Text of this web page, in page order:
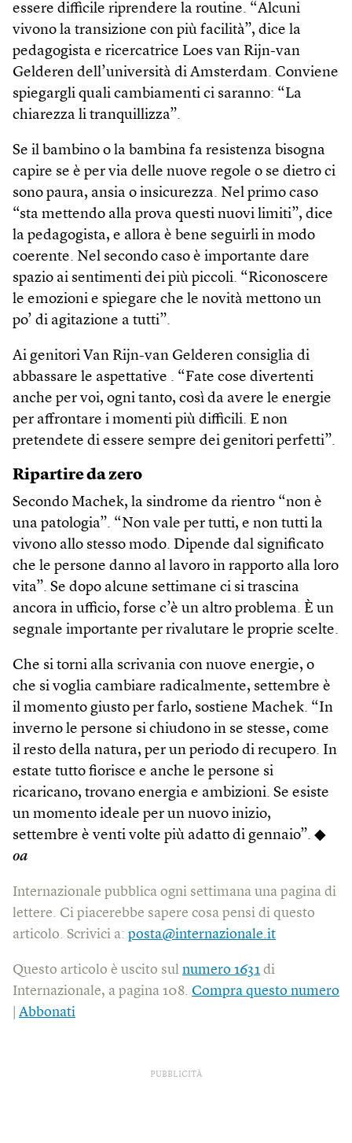
essere difficile riprendere la routine. “Alcuni
vivono la transizione con più facilità”, dice la
pedagogista e ricercatrice Loes van Rijn-van
Gelderen dell’università di Amsterdam. Conviene
spiegargli quali cambiamenti ci saranno: “La
chiarezza li tranquillizza”.
Se il bambino o la bambina fa resistenza bisogna
capire se è per via delle nuove regole o se dietro ci
sono paura, ansia o insicurezza. Nel primo caso
“sta mettendo alla prova questi nuovi limiti”, dice
la pedagogista, e allora è bene seguirli in modo
coerente. Nel secondo caso è importante dare
spazio ai sentimenti dei più piccoli. “Riconoscere
le emozioni e spiegare che le novità mettono un
po’ di agitazione a tutti”.
Ai genitori Van Rijn-van Gelderen consiglia di
abbassare le aspettative . “Fate cose divertenti
anche per voi, ogni tanto, così da avere le energie
per affrontare i momenti più difficili. E non
pretendete di essere sempre dei genitori perfetti”.
Ripartire da zero
Secondo Machek, la sindrome da rientro “non è
una patologia”. “Non vale per tutti, e non tutti la
vivono allo stesso modo. Dipende dal significato
che le persone danno al lavoro in rapporto alla loro
vita”. Se dopo alcune settimane ci si trascina
ancora in ufficio, forse c’è un altro problema. È un
segnale importante per rivalutare le proprie scelte.
Che si torni alla scrivania con nuove energie, o
che si voglia cambiare radicalmente, settembre è
il momento giusto per farlo, sostiene Machek. “In
inverno le persone si chiudono in se stesse, come
il resto della natura, per un periodo di recupero. In
estate tutto fiorisce e anche le persone si
ricaricano, trovano energia e ambizioni. Se esiste
un momento ideale per un nuovo inizio,
settembre è venti volte più adatto di gennaio”. ◆
oa
Internazionale pubblica ogni settimana una pagina di
lettere. Ci piacerebbe sapere cosa pensi di questo
articolo. Scrivici a: posta@internazionale.it
Questo articolo è uscito sul numero 1631 di
Internazionale, a pagina 108. Compra questo numero
Abbonati
PUBBLICITÀ